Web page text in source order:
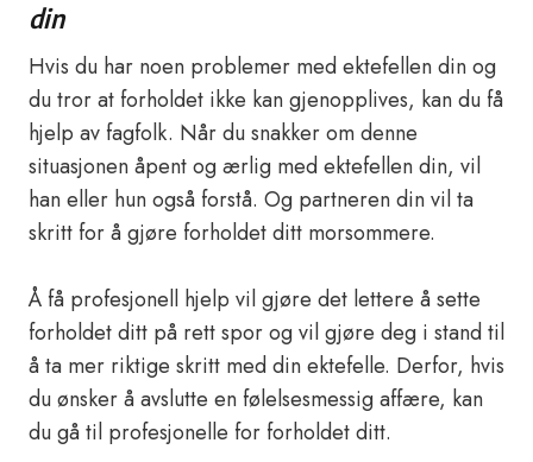
din
Hvis du har noen problemer med ektefellen din og
du tror at forholdet ikke kan gjenopplives, kan du få
hjelp av fagfolk. Når du snakker om denne
situasjonen åpent og ærlig med ektefellen din, vil
han eller hun også forstå. Og partneren din vil ta
skritt for å gjøre forholdet ditt morsommere.
Å få profesjonell hjelp vil gjøre det lettere å sette
forholdet ditt på rett spor og vil gjøre deg i stand til
å ta mer riktige skritt med din ektefelle. Derfor, hvis
du ønsker å avslutte en følelsesmessig affære, kan
du gå til profesjonelle for forholdet ditt.